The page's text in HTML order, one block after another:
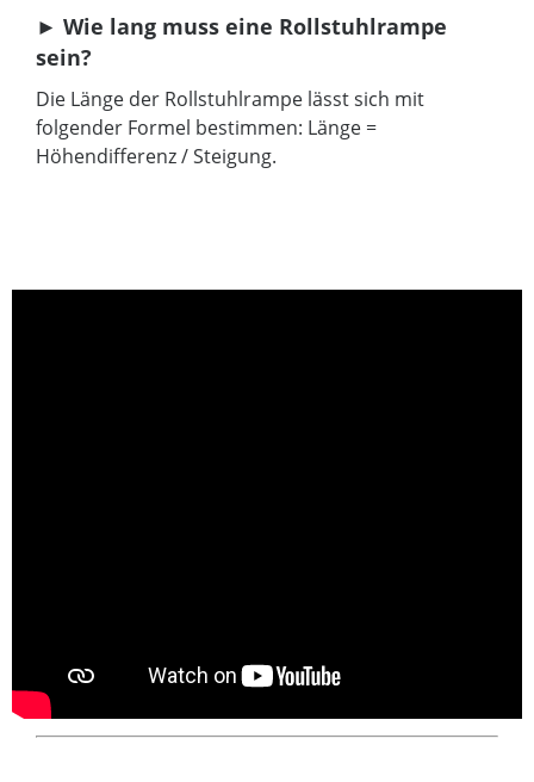
► Wie lang muss eine Rollstuhlrampe
sein?
Die Länge der Rollstuhlrampe lässt sich mit
folgender Formel bestimmen: Länge =
Höhendifferenz / Steigung.